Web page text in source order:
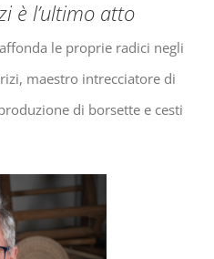
è l’ultimo atto
le proprie radici negli
maestro intrecciatore di
di borsette e cesti